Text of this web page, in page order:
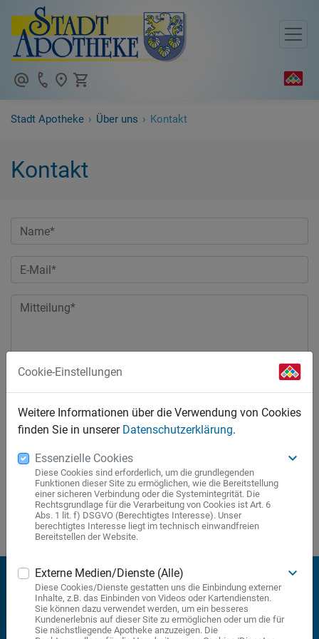
+49625173021
Stadt Apotheke › Über uns › Kontakt
Kontakt
Ich willige ein, dass meine oben eingetragenen Daten
(sensible) zum Zwecke der Abwicklung meiner Anfrage
widerrufen. Näheres finde ich in der Datenschutzbelehrung.
»»»Datenschutzbelehrung«««
Stadt Apotheke
Dr. Doris Volk-Martienssen e. K.
Cookie-Einstellungen
Weitere Informationen über die Verwendung von Cookies
finden Sie in unserer Datenschutzerklärung.
Essenzielle Cookies keyboard_arrow_down
Diese Cookies sind erforderlich, um die grundlegenden
Funktionen dieser Site zu ermöglichen, wie die Bereitstellung
einer sicheren Verbindung oder die Systemintegrität. Die
Rechtsgrundlage für die Verarbeitung von Cookies ist Art. 6
Abs. 1 lit. f) DSGVO (Berechtigtes Interesse). Unser
berechtigtes Interesse liegt im technisch einwandfreien
Bereitstellen der Website.
Externe Medien/Dienste (Alle) keyboard_arrow_down
Diese Cookies/Dienste gestatten uns die Einbindung externer
Inhalte, z.B. das Einbinden von Videos oder Kartendiensten.
Sie können dazu verwendet werden, um ein besseres
Kundenerlebnis auf dieser Site zu ermöglichen oder um die für
Sie nächstliegende Apotheke anzuzeigen. Die